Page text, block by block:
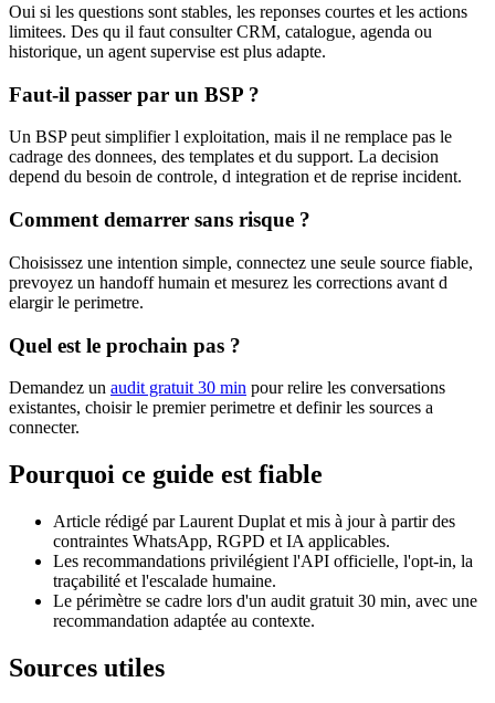
Oui si les questions sont stables, les reponses courtes et les actions
limitees. Des qu il faut consulter CRM, catalogue, agenda ou
historique, un agent supervise est plus adapte.
Faut-il passer par un BSP ?
Un BSP peut simplifier l exploitation, mais il ne remplace pas le
cadrage des donnees, des templates et du support. La decision
depend du besoin de controle, d integration et de reprise incident.
Comment demarrer sans risque ?
Choisissez une intention simple, connectez une seule source fiable,
prevoyez un handoff humain et mesurez les corrections avant d
elargir le perimetre.
Quel est le prochain pas ?
Demandez un audit gratuit 30 min pour relire les conversations
existantes, choisir le premier perimetre et definir les sources a
connecter.
Pourquoi ce guide est fiable
Article rédigé par Laurent Duplat et mis à jour à partir des
contraintes WhatsApp, RGPD et IA applicables.
Les recommandations privilégient l'API officielle, l'opt-in, la
traçabilité et l'escalade humaine.
Le périmètre se cadre lors d'un audit gratuit 30 min, avec une
recommandation adaptée au contexte.
Sources utiles